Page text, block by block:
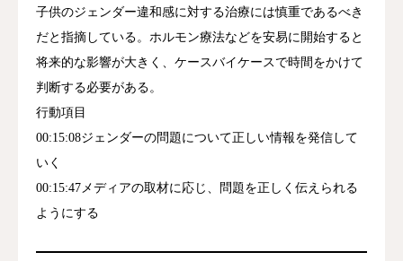
子供のジェンダー違和感に対する治療には慎重であるべき
だと指摘している。ホルモン療法などを安易に開始すると
将来的な影響が大きく、ケースバイケースで時間をかけて
判断する必要がある。
行動項目
00:15:08ジェンダーの問題について正しい情報を発信して
いく
00:15:47メディアの取材に応じ、問題を正しく伝えられる
ようにする